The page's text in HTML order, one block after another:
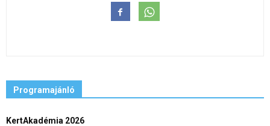
Programajánló
KertAkadémia 2026